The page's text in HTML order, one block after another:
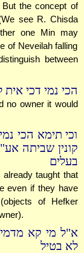
But the concept of
see R. Chisda
one Min may
of Neveilah falling
between
הכי נמי דכי
no owner it would
וכי תימא הכי
קונין שביתה
בעלים
taught that
even if they have
of Hefker
א"ל מי קא
לא בטיל